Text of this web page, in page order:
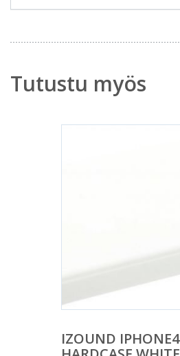
Tutustu myös
IZOUND IPHONE4